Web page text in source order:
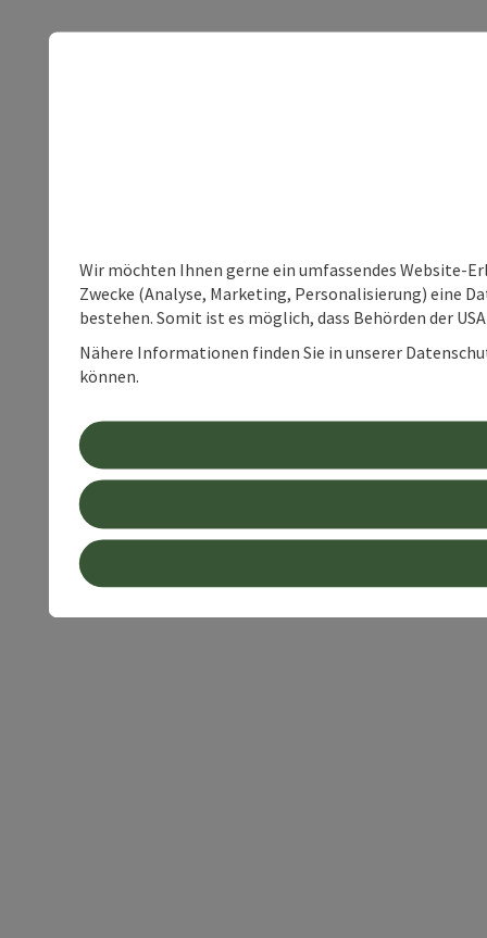
Wir möchten Ihnen gerne ein umfassendes Website-
Zwecke (Analyse, Marketing, Personalisierung) eine
bestehen. Somit ist es möglich, dass Behörden der
Nähere Informationen finden Sie in unserer
können.